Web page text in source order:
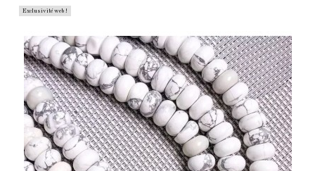
Exclusivité web !